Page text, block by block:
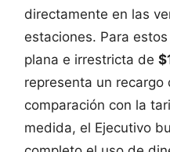
directamente en las
estaciones. Para
plana e irrestricta de
representa un recargo
comparación con la
medida, el Ejecutivo